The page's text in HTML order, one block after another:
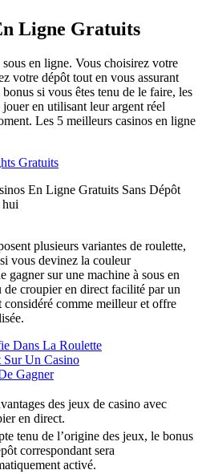
Ligne Gratuits
en ligne. Vous choisirez votre
votre dépôt tout en vous assurant
si vous êtes tenu de le faire, les
en utilisant leur argent réel
Les 5 meilleurs casinos en ligne
Gratuits
En Ligne Gratuits Sans Dépôt
hui
plusieurs variantes de roulette,
vous devinez la couleur
gagner sur une machine à sous en
croupier en direct facilité par un
considéré comme meilleur et offre
Dans La Roulette
Sur Un Casino
Gagner
des jeux de casino avec
en direct.
tenu de l’origine des jeux, le bonus
correspondant sera
activé.